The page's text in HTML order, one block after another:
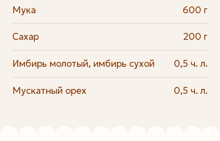
Мука 600 г
Сахар 200 г
Имбирь молотый, имбирь сухой 0,5 ч. л.
Мускатный орех 0,5 ч. л.